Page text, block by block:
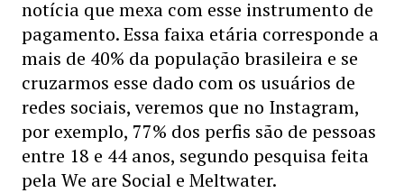
notícia que mexa com esse instrumento de
pagamento. Essa faixa etária corresponde a
mais de 40% da população brasileira e se
cruzarmos esse dado com os usuários de
redes sociais, veremos que no Instagram,
por exemplo, 77% dos perfis são de pessoas
entre 18 e 44 anos, segundo pesquisa feita
pela We are Social e Meltwater.